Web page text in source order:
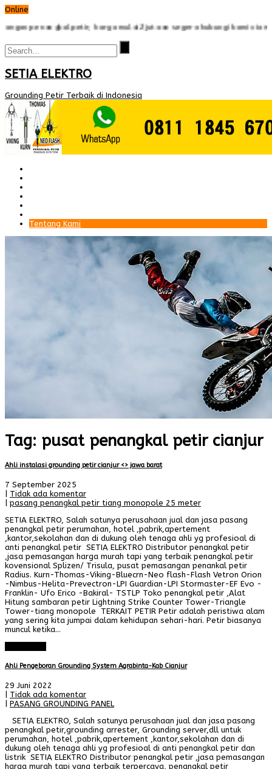
Online
penangkal petir, harga mulai 2jutaan segera hubungi kami via
SETIA ELEKTRO
Grounding Petir Terbaik di Indonesia
Tentang Kami
Tag: pusat penangkal petir cianjur
Ahli instalasi grounding petir cianjur <> jawa barat
7 September 2025
Tidak ada komentar
pasang penangkal petir tiang monopole 25 meter
SETIA ELEKTRO, Salah satunya perusahaan jual dan jasa pasang
penangkal petir perumahan, hotel ,pabrik,apertement
,kantor,sekolahan dan di dukung oleh tenaga ahli yg profesioal di
anti penangkal petir SETIA ELEKTRO Distributor penangkal petir
,jasa pemasangan harga murah tapi yang terbaik penangkal petir
kovensional Splizen/ Trisula, pusat pemasangan penankal petir
Radius. Kurn-Thomas-Viking-Bluecrn-Neo flash-Flash Vetron Orion
-Nimbus-Helita-Prevectron-LPI Guardian-LPI Stormaster-EF Evo -
Franklin- Ufo Erico -Bakiral- TSTLP Toko penangkal petir ,Alat
Hitung sambaran petir Lightning Strike Counter Tower-Triangle
Tower-tiang monopole TERKAIT PETIR Petir adalah peristiwa alam
yang sering kita jumpai dalam kehidupan sehari-hari. Petir biasanya
muncul ketika…
Ahli Pengeboran Grounding System Agrabinta-Kab Cianjur
29 Juni 2022
Tidak ada komentar
PASANG GROUNDING PANEL
SETIA ELEKTRO, Salah satunya perusahaan jual dan jasa pasang
penangkal petir,grounding arrester, Grounding server,dll untuk
perumahan, hotel ,pabrik,apertement ,kantor,sekolahan dan di
dukung oleh tenaga ahli yg profesioal di anti penangkal petir dan
listrik SETIA ELEKTRO Distributor penangkal petir ,jasa pemasangan
harga murah tapi yang terbaik terpercaya, penangkal petir